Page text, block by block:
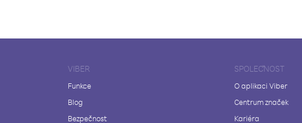
VIBER
Funkce
Blog
Bezpečnost
SPOLEČNOST
O aplikaci Viber
Centrum značek
Kariéra